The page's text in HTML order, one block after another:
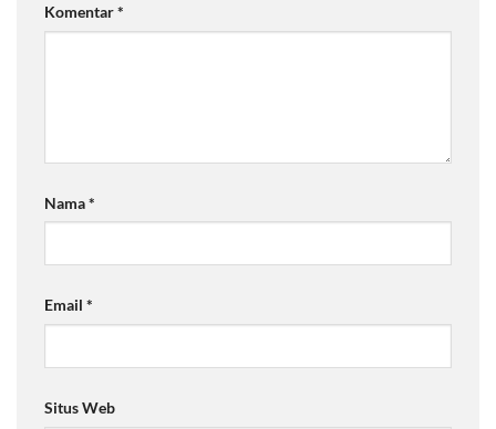
Komentar*
Nama*
Email *
Situs Web